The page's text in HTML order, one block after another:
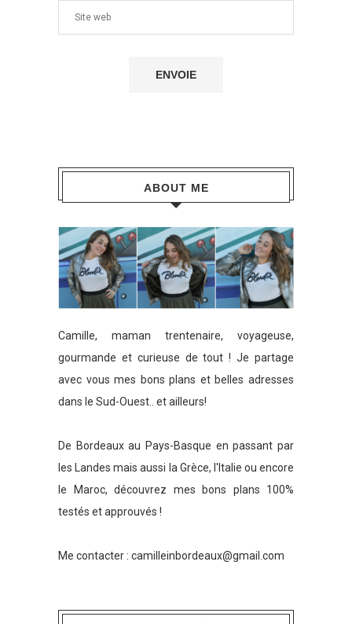
ABOUT ME
Camille, maman trentenaire, voyageuse,
gourmande et curieuse de tout ! Je partage
avec vous mes bons plans et belles adresses
dans le Sud-Ouest.. et ailleurs!
De Bordeaux au Pays-Basque en passant par
les Landes mais aussi la Grèce, l'Italie ou encore
le Maroc, découvrez mes bons plans 100%
testés et approuvés !
Me contacter : camilleinbordeaux@gmail.com